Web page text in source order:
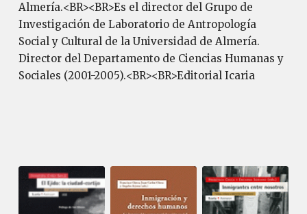
Almería.<BR><BR>Es el director del Grupo de
Investigación de Laboratorio de Antropología
Social y Cultural de la Universidad de Almería.
Director del Departamento de Ciencias Humanas y
Sociales (2001-2005).<BR><BR>Editorial Icaria